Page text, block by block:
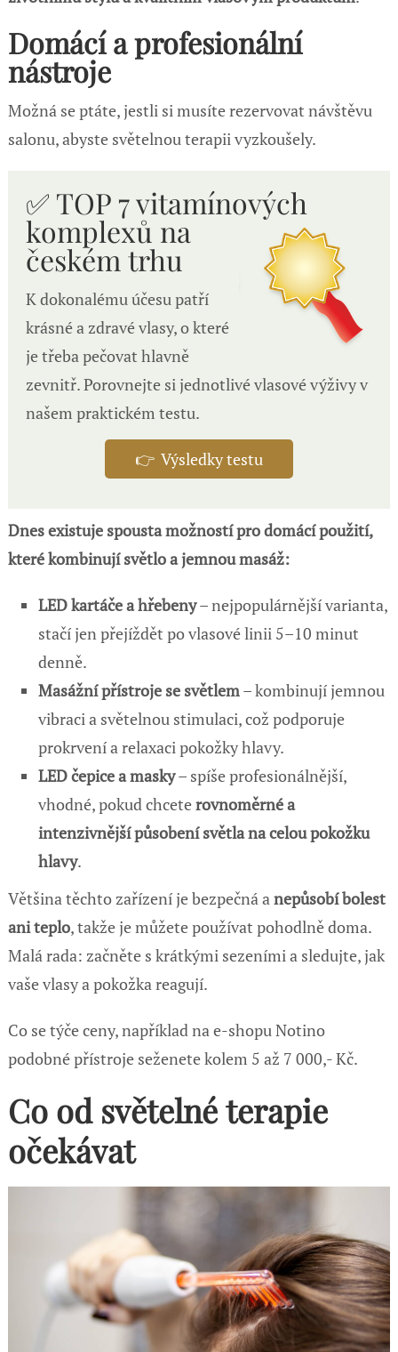
Domácí a profesionální
nástroje
Možná se ptáte, jestli si musíte rezervovat návštěvu
salonu, abyste světelnou terapii vyzkoušely.
✅ TOP 7 vitamínových
komplexů na
českém trhu
K dokonalému účesu patří
krásné a zdravé vlasy, o které
je třeba pečovat hlavně
zevnitř. Porovnejte si jednotlivé vlasové výživy v
našem praktickém testu.
👉 Výsledky testu
Dnes existuje spousta možností pro domácí použití,
které kombinují světlo a jemnou masáž:
LED kartáče a hřebeny– nejpopulárnější varianta,
stačí jen přejíždět po vlasové linii 5–10 minut
denně.
Masážní přístroje se světlem– kombinují jemnou
vibraci a světelnou stimulaci, což podporuje
prokrvení a relaxaci pokožky hlavy.
LED čepice a masky– spíše profesionálnější,
vhodné, pokud chceterovnoměrné a
intenzivnější působení světla na celou pokožku
hlavy.
Většina těchto zařízení je bezpečná anepůsobí bolest
ani teplo, takže je můžete používat pohodlně doma.
Malá rada: začněte s krátkými sezeními a sledujte, jak
vaše vlasy a pokožka reagují.
Co se týče ceny, například na e-shopu Notino
podobné přístroje seženete kolem 5 až 7 000,- Kč.
Co od světelné terapie
očekávat